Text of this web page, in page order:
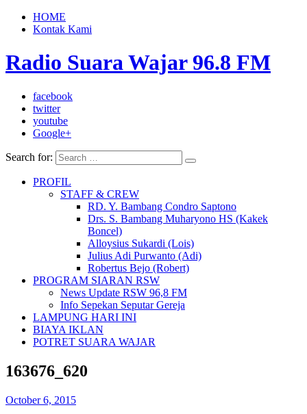
HOME
Kontak Kami
Radio Suara Wajar 96.8 FM
facebook
twitter
youtube
Google+
Search for:
PROFIL
STAFF & CREW
RD. Y. Bambang Condro Saptono
Drs. S. Bambang Muharyono HS (Kakek
Boncel)
Alloysius Sukardi (Lois)
Julius Adi Purwanto (Adi)
Robertus Bejo (Robert)
PROGRAM SIARAN RSW
News Update RSW 96,8 FM
Info Sepekan Seputar Gereja
LAMPUNG HARI INI
BIAYA IKLAN
POTRET SUARA WAJAR
163676_620
October 6, 2015